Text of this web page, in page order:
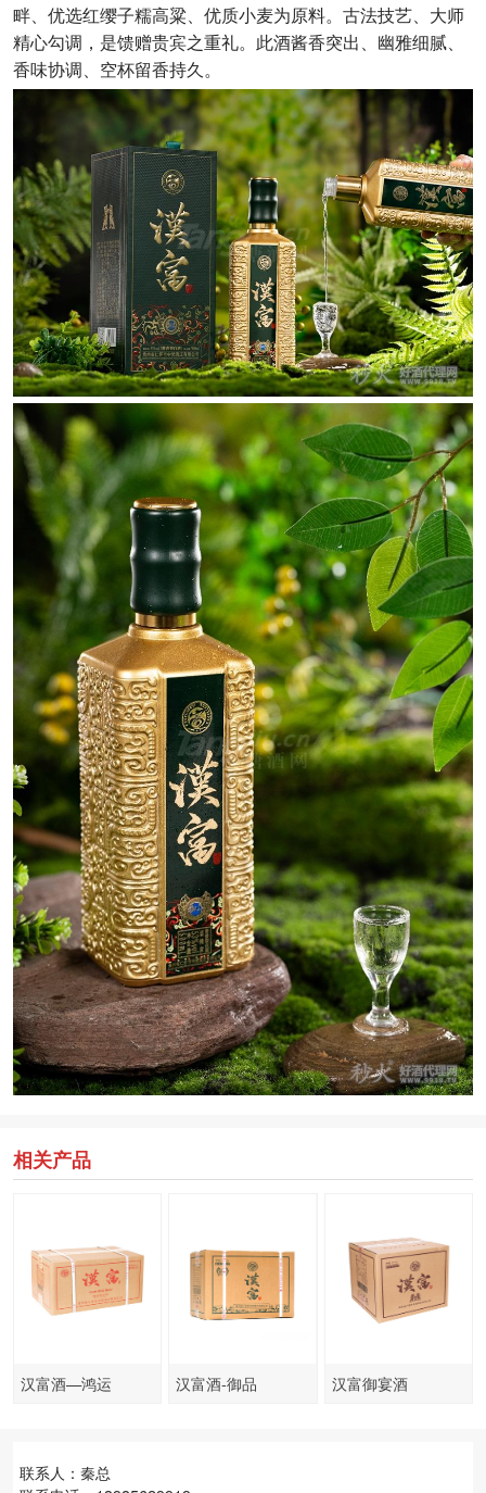
畔、优选红缨子糯高粱、优质小麦为原料。古法技艺、大师
精心勾调，是馈赠贵宾之重礼。此酒酱香突出、幽雅细腻、
香味协调、空杯留香持久。
相关产品
汉富酒—鸿运 汉富酒-御品 汉富御宴酒
联系人：秦总